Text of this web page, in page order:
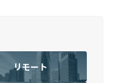
リモート